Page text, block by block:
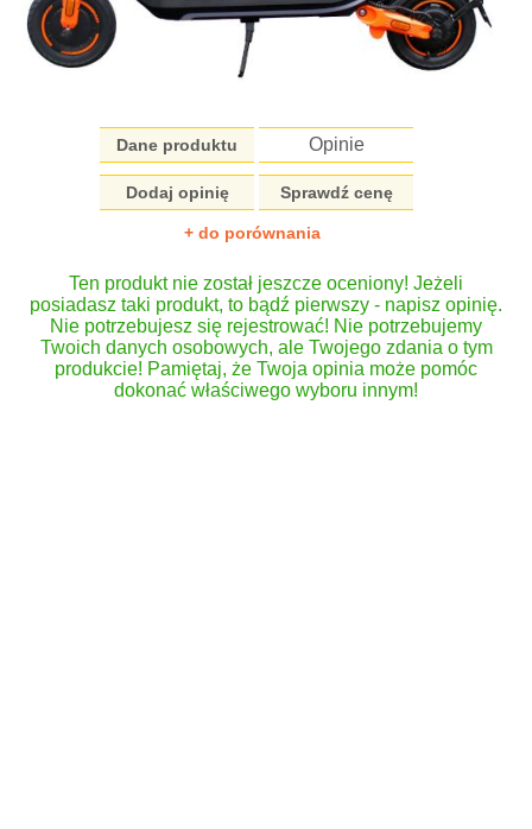
Dane produktu Opinie
Dodaj opinię Sprawdź cenę
+ do porównania
Ten produkt nie został jeszcze oceniony! Jeżeli
posiadasz taki produkt, to bądź pierwszy - napisz opinię.
Nie potrzebujesz się rejestrować! Nie potrzebujemy
Twoich danych osobowych, ale Twojego zdania o tym
produkcie! Pamiętaj, że Twoja opinia może pomóc
dokonać właściwego wyboru innym!